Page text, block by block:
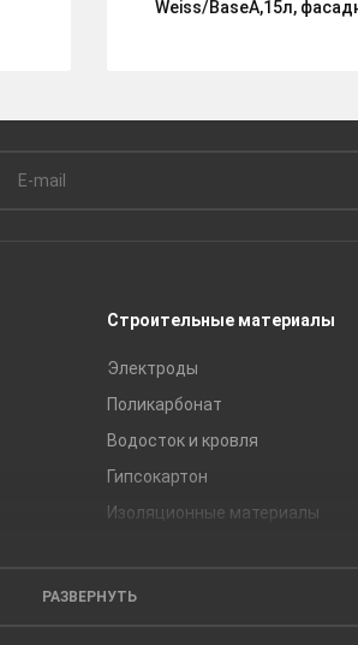
Weiss/BaseA,15л,
Строительные материалы
Электроды
Поликарбонат
Водосток и кровля
Гипсокартон
Изоляционные материалы
РАЗВЕРНУТЬ